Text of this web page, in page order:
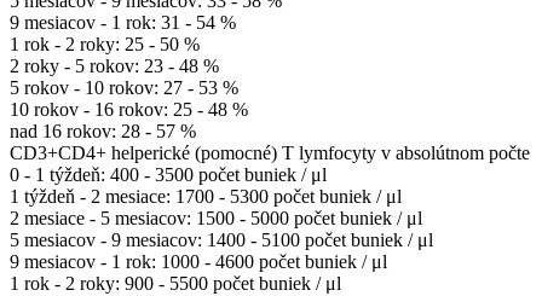
9 mesiacov - 1 rok: 31 - 54 %
1 rok - 2 roky: 25 - 50 %
2 roky - 5 rokov: 23 - 48 %
5 rokov - 10 rokov: 27 - 53 %
10 rokov - 16 rokov: 25 - 48 %
nad 16 rokov: 28 - 57 %
CD3+CD4+ helperické (pomocné) T lymfocyty v absolútnom počte
0 - 1 týždeň: 400 - 3500 počet buniek / μl
1 týždeň - 2 mesiace: 1700 - 5300 počet buniek / μl
2 mesiace - 5 mesiacov: 1500 - 5000 počet buniek / μl
5 mesiacov - 9 mesiacov: 1400 - 5100 počet buniek / μl
9 mesiacov - 1 rok: 1000 - 4600 počet buniek / μl
1 rok - 2 roky: 900 - 5500 počet buniek / μl